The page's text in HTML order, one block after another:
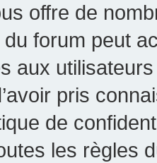
offre de
du forum peut
aux
pris
de
les règles